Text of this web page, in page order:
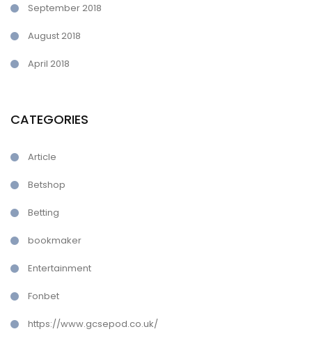
September 2018
August 2018
April 2018
CATEGORIES
Article
Betshop
Betting
bookmaker
Entertainment
Fonbet
https://www.gcsepod.co.uk/